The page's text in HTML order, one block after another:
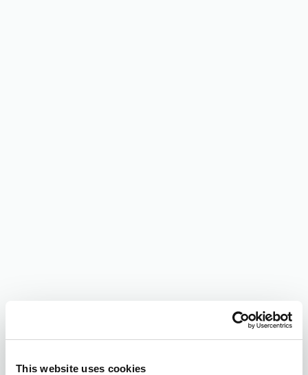
This website uses cookies